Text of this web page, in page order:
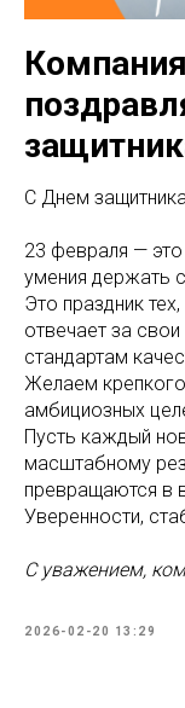
С Днем
23 февраля —
умения держать
Это праздник
отвечает за
стандартам
Желаем
амбициозных
Пусть каждый
масштабному
превращаются в
Уверенности,
С уважением,
2026-02-20 13:29